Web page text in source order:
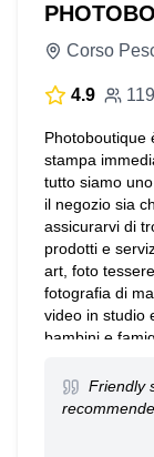
Corso
4.9
Photoboutique
stampa
tutto siamo
il negozio sia
assicurarvi di
prodotti e
art, foto
fotografia di
video in studio
bambini e
aziendali,Friendly